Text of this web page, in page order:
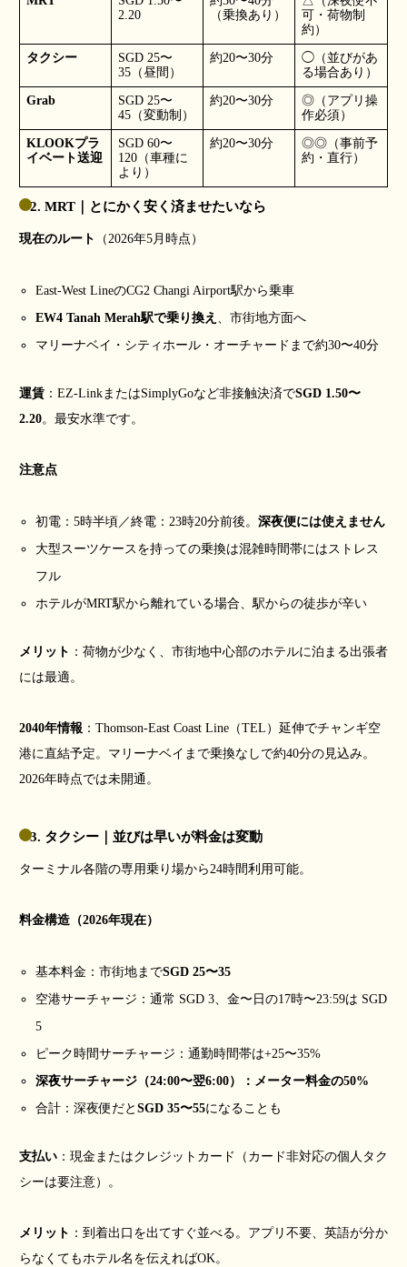
2.20
（乗換あり）
可・荷物制
約）
タクシー
SGD 25〜
35（昼間）
約20〜30分
◯（並びがあ
る場合あり）
Grab
SGD 25〜
45（変動制）
約20〜30分
◎（アプリ操
作必須）
KLOOKプラ
イベート送迎
SGD 60〜
120（車種に
より）
約20〜30分
◎◎（事前予
約・直行）
2. MRT｜とにかく安く済ませたいなら
現在のルート （2026年5月時点）
East-West LineのCG2 Changi Airport駅から乗車
EW4 Tanah Merah駅で乗り換え 、市街地方面へ
マリーナベイ・シティホール・オーチャードまで約30〜40分
運賃：EZ-LinkまたはSimplyGoなど非接触決済でSGD 1.50〜
2.20。最安水準です。
注意点
初電：5時半頃／終電：23時20分前後。深夜便には使えません
大型スーツケースを持っての乗換は混雑時間帯にはストレス
フル
ホテルがMRT駅から離れている場合、駅からの徒歩が辛い
メリット ：荷物が少なく、市街地中心部のホテルに泊まる出張者
には最適。
2040年情報 ：Thomson-East Coast Line（TEL）延伸でチャンギ空
港に直結予定。マリーナベイまで乗換なしで約40分の見込み。
2026年時点では未開通。
3. タクシー｜並びは早いが料金は変動
ターミナル各階の専用乗り場から24時間利用可能。
料金構造（2026年現在）
基本料金：市街地までSGD 25〜35
空港サーチャージ：通常 SGD 3、金〜日の17時〜23:59は SGD
5
ピーク時間サーチャージ：通勤時間帯は+25〜35%
深夜サーチャージ（24:00〜翌6:00）：メーター料金の50%
合計：深夜便だとSGD 35〜55になることも
支払い：現金またはクレジットカード（カード非対応の個人タク
シーは要注意）。
メリット ：到着出口を出てすぐ並べる。アプリ不要、英語が分か
らなくてもホテル名を伝えればOK。